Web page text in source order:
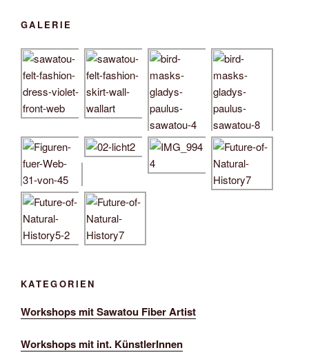
GALERIE
KATEGORIEN
Workshops mit Sawatou Fiber Artist
Workshops mit int. KünstlerInnen